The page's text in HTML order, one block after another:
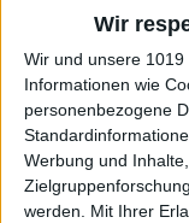
Wir
Wir und unsere
Informationen wie
personenbezogene
Werbung und
werden.
Mit Ihrer